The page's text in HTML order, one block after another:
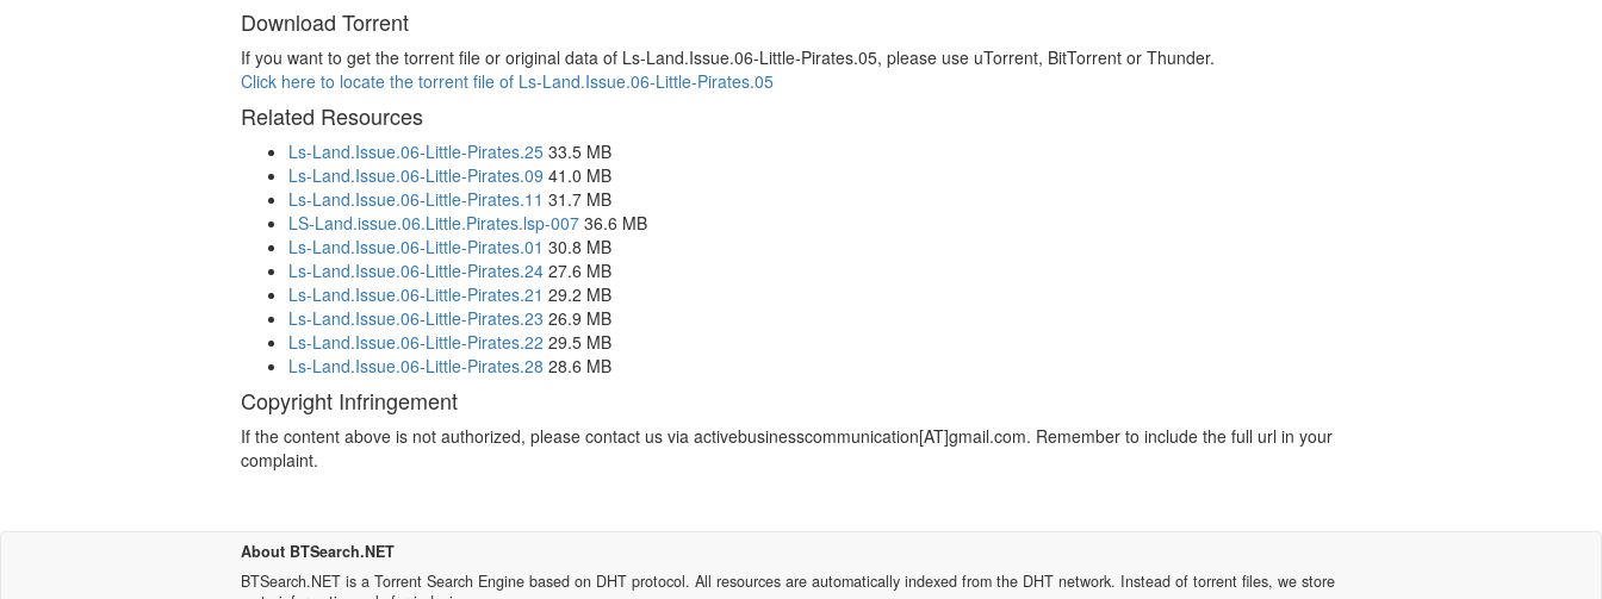
Download Torrent
If you want to get the torrent file or original data of Ls-Land.Issue.06-Little-Pirates.05, please use uTorrent, BitTorrent or Thunder.
Click here to locate the torrent file of Ls-Land.Issue.06-Little-Pirates.05
Related Resources
Ls-Land.Issue.06-Little-Pirates.25 33.5 MB
Ls-Land.Issue.06-Little-Pirates.09 41.0 MB
Ls-Land.Issue.06-Little-Pirates.11 31.7 MB
LS-Land.issue.06.Little.Pirates.lsp-007 36.6 MB
Ls-Land.Issue.06-Little-Pirates.01 30.8 MB
Ls-Land.Issue.06-Little-Pirates.24 27.6 MB
Ls-Land.Issue.06-Little-Pirates.21 29.2 MB
Ls-Land.Issue.06-Little-Pirates.23 26.9 MB
Ls-Land.Issue.06-Little-Pirates.22 29.5 MB
Ls-Land.Issue.06-Little-Pirates.28 28.6 MB
Copyright Infringement
If the content above is not authorized, please contact us via activebusinesscommunication[AT]gmail.com. Remember to include the full url in your
complaint.
About BTSearch.NET
BTSearch.NET is a Torrent Search Engine based on DHT protocol. All resources are automatically indexed from the DHT network. Instead of torrent files, we store